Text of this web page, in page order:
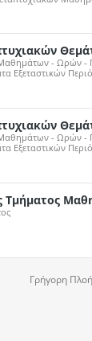
- Ωρών -
Εξεταστικών
- Ωρών -
Εξεταστικών
Τμήματος
Γρήγορη